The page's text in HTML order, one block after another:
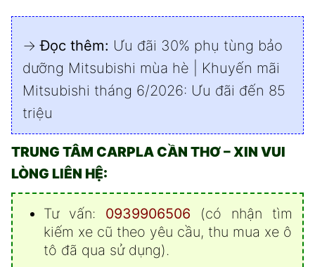
→Đọc thêm: Ưu đãi 30% phụ tùng bảo
dưỡng Mitsubishi mùa hè
Khuyến mãi
Mitsubishi tháng 6/2026: Ưu đãi đến 85
triệu
TRUNG TÂM CARPLA CẦN THƠ – XIN VUI
LÒNG LIÊN HỆ:
Tư vấn: 0939906506
(có nhận tìm
kiếm xe cũ theo yêu cầu, thu mua xe ô
tô đã qua sử dụng).